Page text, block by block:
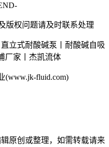
版权问题请及时联系处理
立式耐酸碱泵丨耐酸碱自吸
厂家丨杰凯流体
(www.jk-fluid.com)
原创或整理，如需转载请来